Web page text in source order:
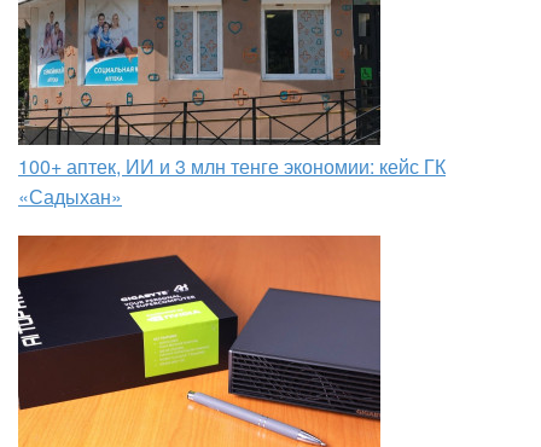
100+ аптек, ИИ и 3 млн тенге экономии: кейс ГК
«Садыхан»